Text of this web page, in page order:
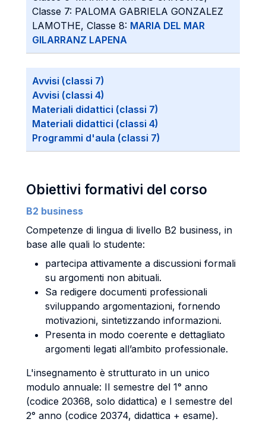
Classe 7: PALOMA GABRIELA GONZALEZ
LAMOTHE, Classe 8: MARIA DEL MAR
GILARRANZ LAPENA
Avvisi (classi 7)
Avvisi (classi 4)
Materiali didattici (classi 7)
Materiali didattici (classi 4)
Programmi d'aula (classi 7)
Obiettivi formativi del corso
B2 business
Competenze di lingua di livello B2 business, in
base alle quali lo studente:
partecipa attivamente a discussioni formali
su argomenti non abituali.
Sa redigere documenti professionali
sviluppando argomentazioni, fornendo
motivazioni, sintetizzando informazioni.
Presenta in modo coerente e dettagliato
argomenti legati all’ambito professionale.
L'insegnamento è strutturato in un unico
modulo annuale: II semestre del 1° anno
(codice 20368, solo didattica) e I semestre del
2° anno (codice 20374, didattica + esame).